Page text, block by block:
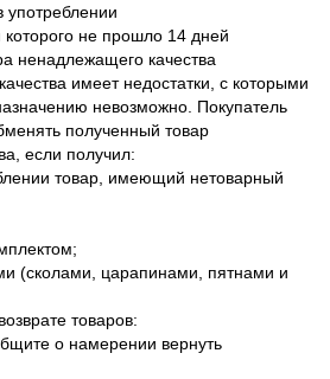
которого не прошло 14 дней
ненадлежащего качества
имеет недостатки, с которыми
невозможно. Покупатель
полученный товар
если получил:
товар, имеющий нетоварный
(сколами, царапинами, пятнами и
товаров:
о намерении вернуть